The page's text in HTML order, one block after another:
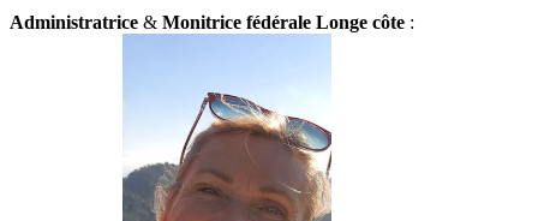
Administratrice & Monitrice fédérale Longe côte :